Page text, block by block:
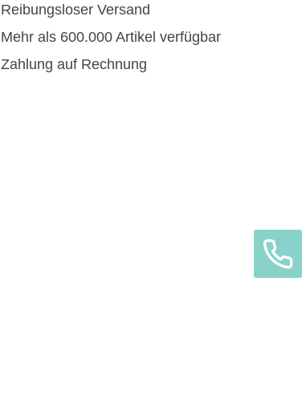
Reibungsloser Versand
Mehr als 600.000 Artikel verfügbar
Zahlung auf Rechnung